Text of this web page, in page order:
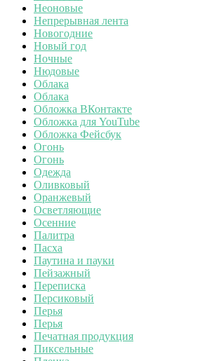
Неоновые
Непрерывная лента
Новогодние
Новый год
Ночные
Нюдовые
Облака
Облака
Обложка ВКонтакте
Обложка для YouTube
Обложка Фейсбук
Огонь
Огонь
Одежда
Оливковый
Оранжевый
Осветляющие
Осенние
Палитра
Пасха
Паутина и пауки
Пейзажный
Переписка
Персиковый
Перья
Перья
Печатная продукция
Пиксельные